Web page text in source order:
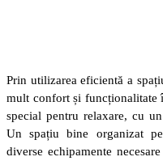
Prin utilizarea eficientă a
mult confort și funcționalitate
special pentru relaxare, cu
Un spațiu bine organizat
diverse echipamente